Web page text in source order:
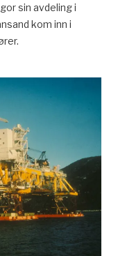
sin avdeling i
kom inn i